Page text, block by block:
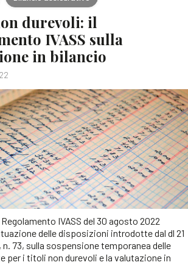
durevoli: il
IVASS sulla
in bilancio
IVASS del 30 agosto 2022
delle disposizioni introdotte dal dl 21
n. 73, sulla sospensione temporanea delle
per i titoli non durevoli e la valutazione in